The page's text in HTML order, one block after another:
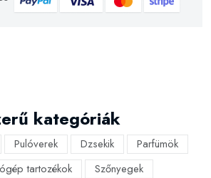
kategóriák
Pulóverek Dzsekik
Parfümök
tartozékok
Szőnyegek